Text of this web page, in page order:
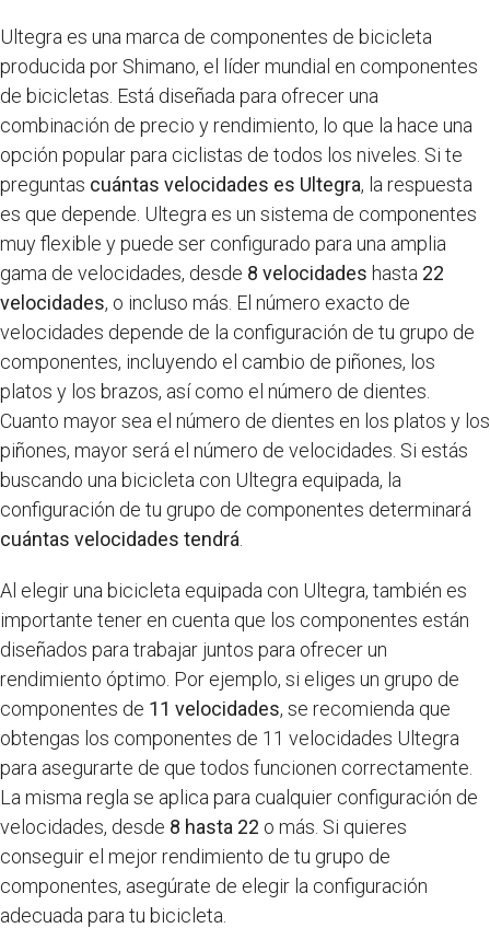
Ultegra es una marca de componentes de bicicleta
producida por Shimano, el líder mundial en componentes
de bicicletas. Está diseñada para ofrecer una
combinación de precio y rendimiento, lo que la hace una
opción popular para ciclistas de todos los niveles. Si te
preguntas cuántas velocidades es Ultegra, la respuesta
es que depende. Ultegra es un sistema de componentes
muy flexible y puede ser configurado para una amplia
gama de velocidades, desde 8 velocidades hasta 22
velocidades, o incluso más. El número exacto de
velocidades depende de la configuración de tu grupo de
componentes, incluyendo el cambio de piñones, los
platos y los brazos, así como el número de dientes.
Cuanto mayor sea el número de dientes en los platos y los
piñones, mayor será el número de velocidades. Si estás
buscando una bicicleta con Ultegra equipada, la
configuración de tu grupo de componentes determinará
cuántas velocidades tendrá
Al elegir una bicicleta equipada con Ultegra, también es
importante tener en cuenta que los componentes están
diseñados para trabajar juntos para ofrecer un
rendimiento óptimo. Por ejemplo, si eliges un grupo de
componentes de 11 velocidades, se recomienda que
obtengas los componentes de 11 velocidades Ultegra
para asegurarte de que todos funcionen correctamente.
La misma regla se aplica para cualquier configuración de
velocidades, desde 8 hasta 22 o más. Si quieres
conseguir el mejor rendimiento de tu grupo de
componentes, asegúrate de elegir la configuración
adecuada para tu bicicleta.